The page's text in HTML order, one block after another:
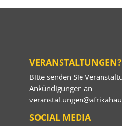
VERANSTALTUNGEN?
Bitte senden Sie
Ankündigungen an
SOCIAL MEDIA